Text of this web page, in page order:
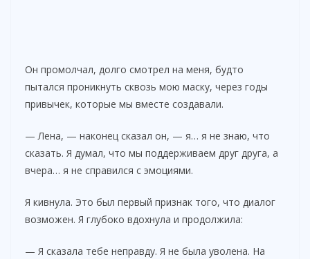
Он промолчал, долго смотрел на меня, будто
пытался проникнуть сквозь мою маску, через годы
привычек, которые мы вместе создавали.
— Лена, — наконец сказал он, — я… я не знаю, что
сказать. Я думал, что мы поддерживаем друг друга, а
вчера… я не справился с эмоциями.
Я кивнула. Это был первый признак того, что диалог
возможен. Я глубоко вдохнула и продолжила:
— Я сказала тебе неправду. Я не была уволена. На